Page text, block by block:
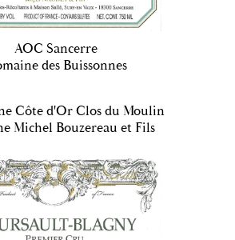
AOC Sancerre
des Buissonnes
Côte d'Or Clos du Moulin
Michel Bouzereau et Fils